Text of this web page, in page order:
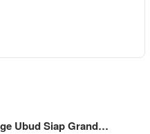
Ubud Siap Grand…